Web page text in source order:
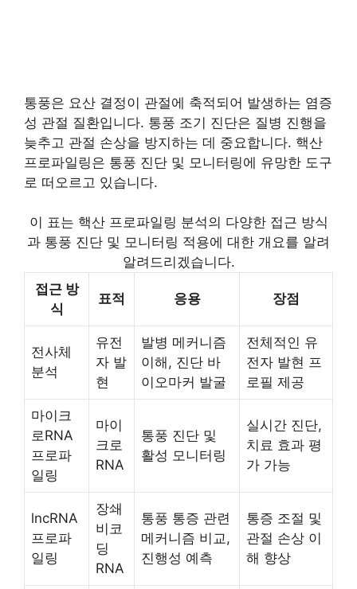
통풍은 요산 결정이 관절에 축적되어 발생하는 염증
성 관절 질환입니다. 통풍 조기 진단은 질병 진행을
늦추고 관절 손상을 방지하는 데 중요합니다. 핵산
프로파일링은 통풍 진단 및 모니터링에 유망한 도구
로 떠오르고 있습니다.
이 표는 핵산 프로파일링 분석의 다양한 접근 방식
과 통풍 진단 및 모니터링 적용에 대한 개요를 알려
알려드리겠습니다.
접근 방
식
표적 응용 장점
전사체
분석
유전
자 발
현
발병 메커니즘
이해, 진단 바
이오마커 발굴
전체적인 유
전자 발현 프
로필 제공
마이크
로RNA
프로파
일링
마이
크로
RNA
통풍 진단 및
활성 모니터링
실시간 진단,
치료 효과 평
가 가능
lncRNA
프로파
일링
장쇄
비코
딩
RNA
통풍 통증 관련
메커니즘 비교,
진행성 예측
통증 조절 및
관절 손상 이
해 향상